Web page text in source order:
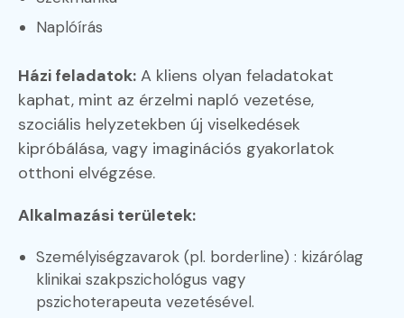
Naplóírás
Házi feladatok: A kliens olyan feladatokat
kaphat, mint az érzelmi napló vezetése,
szociális helyzetekben új viselkedések
kipróbálása, vagy imaginációs gyakorlatok
otthoni elvégzése.
Alkalmazási területek:
Személyiségzavarok (pl. borderline) : kizárólag
klinikai szakpszichológus vagy
pszichoterapeuta vezetésével.